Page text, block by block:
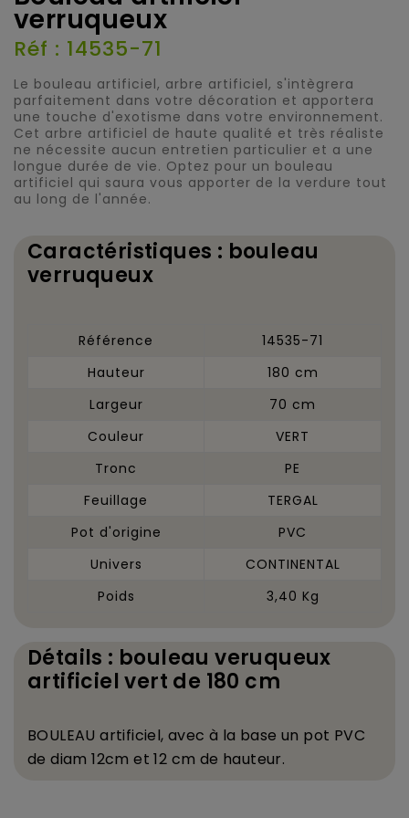
verruqueux
Réf : 14535-71
Le bouleau artificiel, arbre artificiel, s'intègrera
parfaitement dans votre décoration et apportera
une touche d'exotisme dans votre environnement.
Cet arbre artificiel de haute qualité et très réaliste
ne nécessite aucun entretien particulier et a une
longue durée de vie. Optez pour un bouleau
artificiel qui saura vous apporter de la verdure tout
au long de l'année.
Caractéristiques : bouleau
verruqueux
Référence
14535-71
Hauteur
180 cm
Largeur
70 cm
Couleur
VERT
Tronc
PE
Feuillage
TERGAL
Pot d'origine
PVC
Univers
CONTINENTAL
Poids
3,40 Kg
Détails : bouleau veruqueux
artificiel vert de 180 cm
BOULEAU artificiel, avec à la base un pot PVC
de diam 12cm et 12 cm de hauteur.